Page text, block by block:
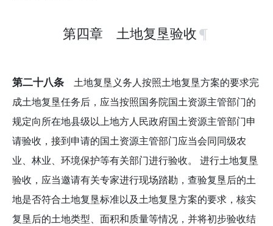
第四章 土地复垦验收
第二十八条 土地复垦义务人按照土地复垦方案的要求完
成土地复垦任务后，应当按照国务院国土资源主管部门的
规定向所在地县级以上地方人民政府国土资源主管部门申
请验收，接到申请的国土资源主管部门应当会同同级农
业、林业、环境保护等有关部门进行验收。 进行土地复垦
验收，应当邀请有关专家进行现场踏勘，查验复垦后的土
地是否符合土地复垦标准以及土地复垦方案的要求，核实
复垦后的土地类型、面积和质量等情况，并将初步验收结